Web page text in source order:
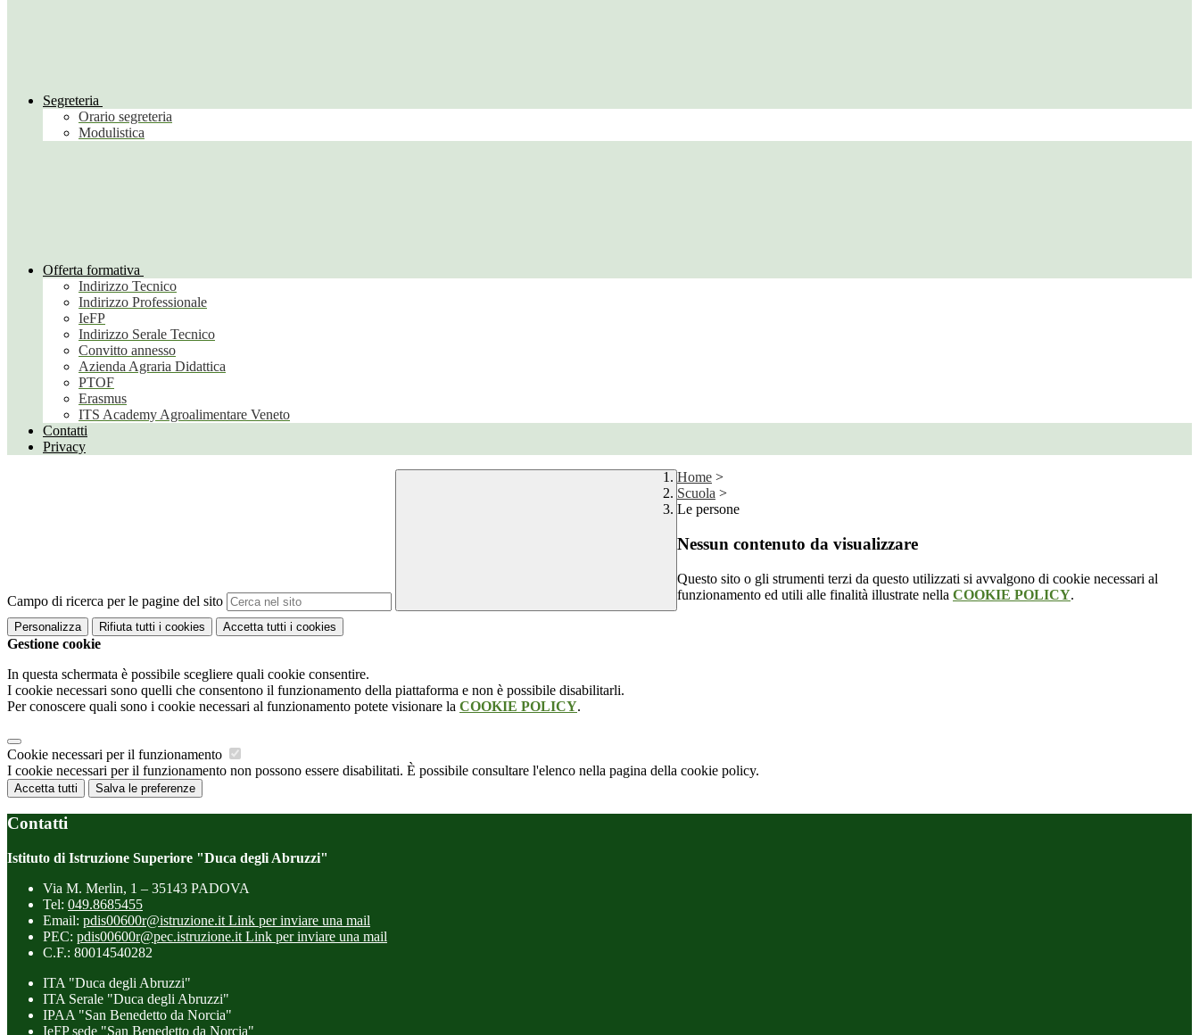
Segreteria
Orario segreteria
Modulistica
Offerta formativa
Indirizzo Tecnico
Indirizzo Professionale
IeFP
Indirizzo Serale Tecnico
Convitto annesso
Azienda Agraria Didattica
PTOF
Erasmus
ITS Academy Agroalimentare Veneto
Contatti
Privacy
Campo di ricerca per le pagine del sito
Home >
Scuola >
Le persone
Nessun contenuto da visualizzare
Questo sito o gli strumenti terzi da questo utilizzati si avvalgono di cookie necessari al
funzionamento ed utili alle finalità illustrate nella COOKIE POLICY.
Personalizza Rifiuta tutti i cookies Accetta tutti i cookies
Gestione cookie
In questa schermata è possibile scegliere quali cookie consentire.
I cookie necessari sono quelli che consentono il funzionamento della piattaforma e non è possibile disabilitarli.
Per conoscere quali sono i cookie necessari al funzionamento potete visionare la COOKIE POLICY.
Cookie necessari per il funzionamento
I cookie necessari per il funzionamento non possono essere disabilitati. È possibile consultare l'elenco nella pagina della cookie policy.
Accetta tutti Salva le preferenze
Contatti
Istituto di Istruzione Superiore "Duca degli Abruzzi"
Via M. Merlin, 1 – 35143 PADOVA
Tel: 049.8685455
Email: pdis00600r@istruzione.it Link per inviare una mail
PEC: pdis00600r@pec.istruzione.it Link per inviare una mail
C.F.: 80014540282
ITA "Duca degli Abruzzi"
ITA Serale "Duca degli Abruzzi"
IPAA "San Benedetto da Norcia"
IeFP sede "San Benedetto da Norcia"